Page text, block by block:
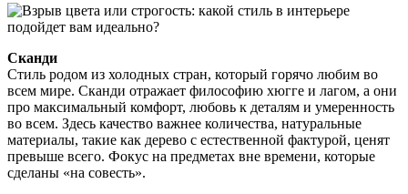
Сканди
Стиль родом из холодных стран, который горячо любим во
всем мире. Сканди отражает философию хюгге и лагом, а они
про максимальный комфорт, любовь к деталям и умеренность
во всем. Здесь качество важнее количества, натуральные
материалы, такие как дерево с естественной фактурой, ценят
превыше всего. Фокус на предметах вне времени, которые
сделаны «на совесть».